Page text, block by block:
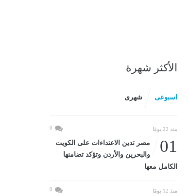
الأكثر شهرة
اسبوعى شهرى
منذ 22 يومًا 0
01
مصر تدين الاعتداءات على الكويت
والبحرين والأردن وتؤكد تضامنها
الكامل معها
منذ 12 يومًا 0